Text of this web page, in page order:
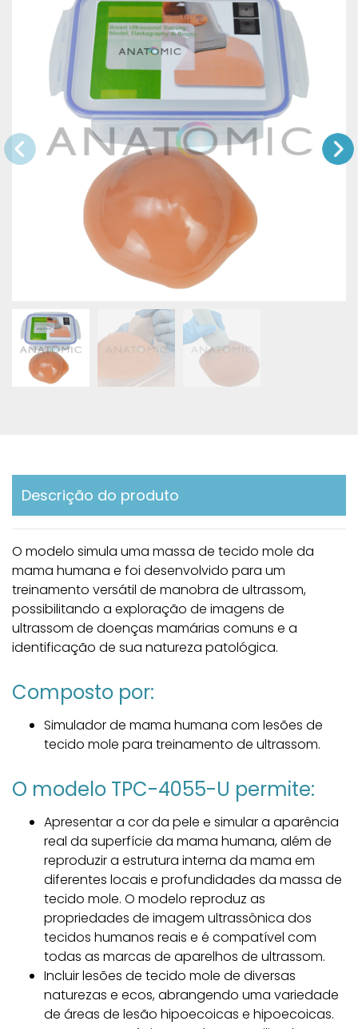
Descrição do produto
O modelo simula uma massa de tecido mole da
mama humana e foi desenvolvido para um
treinamento versátil de manobra de ultrassom,
possibilitando a exploração de imagens de
ultrassom de doenças mamárias comuns e a
identificação de sua natureza patológica.
Composto por:
Simulador de mama humana com lesões de
tecido mole para treinamento de ultrassom.
O modelo TPC-4055-U permite:
Apresentar a cor da pele e simular a aparência
real da superfície da mama humana, além de
reproduzir a estrutura interna da mama em
diferentes locais e profundidades da massa de
tecido mole. O modelo reproduz as
propriedades de imagem ultrassônica dos
tecidos humanos reais e é compatível com
todas as marcas de aparelhos de ultrassom.
Incluir lesões de tecido mole de diversas
naturezas e ecos, abrangendo uma variedade
de áreas de lesão hipoecoicas e hipoecoicas.